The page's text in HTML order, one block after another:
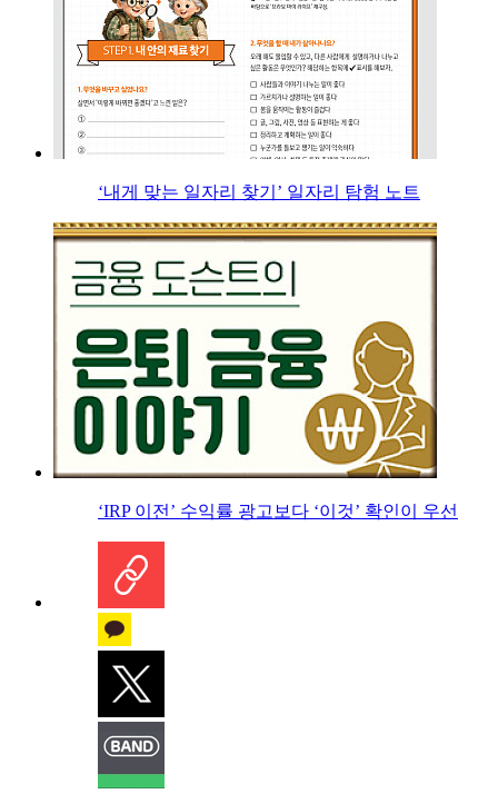
‘내게 맞는 일자리 찾기’ 일자리 탐험 노트
‘IRP 이전’ 수익률 광고보다 ‘이것’ 확인이 우선